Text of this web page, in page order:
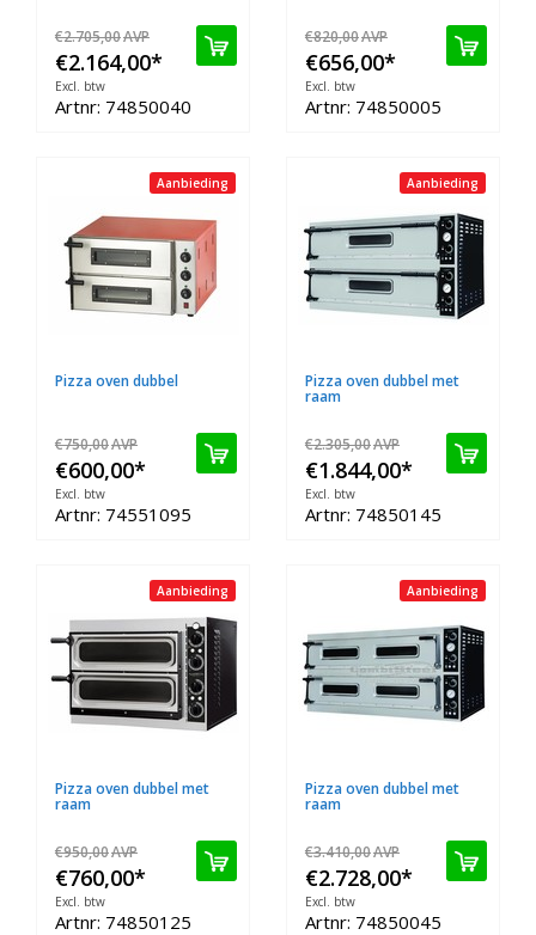
€2.705,00AVP
€2.164,00*
Excl. btw
Artnr: 74850040
€820,00AVP
€656,00*
Excl. btw
Artnr: 74850005
Aanbieding
Pizza oven dubbel
€750,00AVP
€600,00*
Excl. btw
Artnr: 74551095
Aanbieding
Pizza oven dubbel met
raam
€2.305,00AVP
€1.844,00*
Excl. btw
Artnr: 74850145
Aanbieding
Pizza oven dubbel met
raam
€950,00AVP
€760,00*
Excl. btw
Artnr: 74850125
Aanbieding
Pizza oven dubbel met
raam
€3.410,00AVP
€2.728,00*
Excl. btw
Artnr: 74850045